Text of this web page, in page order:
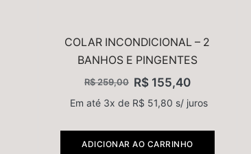
COLAR INCONDICIONAL – 2
BANHOS E PINGENTES
R$259,00 R$155,40
Em até 3x de R$ 51,80 s/ juros
ADICIONAR AO CARRINHO